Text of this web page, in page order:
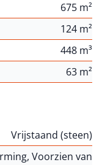
675 m²
124 m²
448 m³
63 m²
Vrijstaand (steen)
Voorzien van